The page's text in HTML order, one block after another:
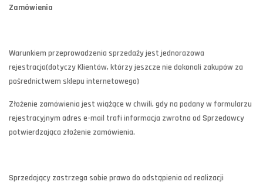
Zamówienia
Warunkiem przeprowadzenia sprzedaży jest jednorazowa
rejestracja(dotyczy Klientów, którzy jeszcze nie dokonali zakupów za
pośrednictwem sklepu internetowego)
Złożenie zamówienia jest wiążące w chwili, gdy na podany w formularzu
rejestracyjnym adres e-mail trafi informacja zwrotna od Sprzedawcy
potwierdzająca złożenie zamówienia.
Sprzedający zastrzega sobie prawo do odstąpienia od realizacji